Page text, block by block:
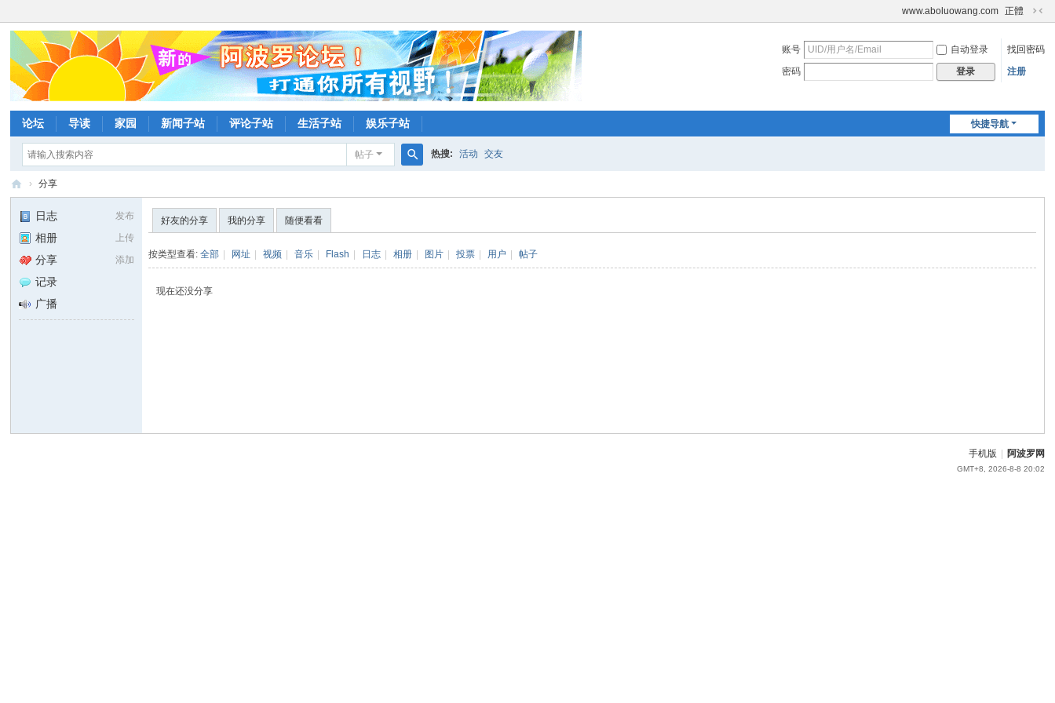
www.aboluowang.com 正體
切
到
账号 自动登录
找回密码
密码
登录 注册
快捷导航
论坛 导读 家园 新闻子站 评论子站 生活子站 娱乐子站
帖子
索
热搜: 活动 交友
坛
› 分享
发布
日志
上传
相册
添加
分享
记录
广播
好友的分享 我的分享 随便看看
按类型查看:全部 网址 视频 音乐 Flash 日志 相册 图片 投票 用户 帖子
现在还没分享
手机版 阿波罗网
GMT+8, 2026-8-8 20:02